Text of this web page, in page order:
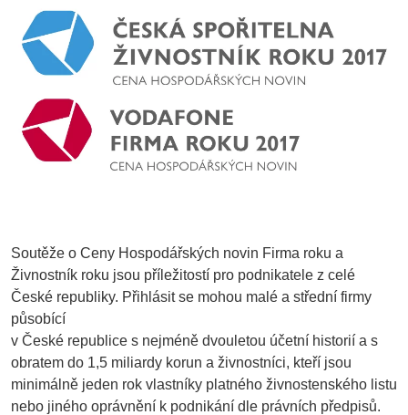
Soutěže o Ceny Hospodářských novin Firma roku a
Živnostník roku jsou příležitostí pro podnikatele z celé
České republiky. Přihlásit se mohou malé a střední firmy
působící
v České republice s nejméně dvouletou účetní historií a s
obratem do 1,5 miliardy korun a živnostníci, kteří jsou
minimálně jeden rok vlastníky platného živnostenského listu
nebo jiného oprávnění k podnikání dle právních předpisů.